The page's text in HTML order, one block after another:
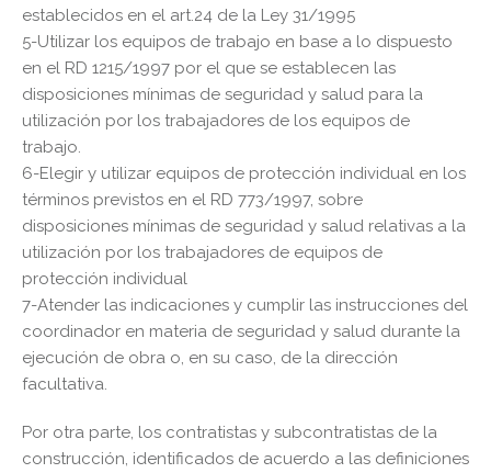
establecidos en el art.24 de la Ley 31/1995
5-Utilizar los equipos de trabajo en base a lo dispuesto
en el RD 1215/1997 por el que se establecen las
disposiciones mínimas de seguridad y salud para la
utilización por los trabajadores de los equipos de
trabajo.
6-Elegir y utilizar equipos de protección individual en los
términos previstos en el RD 773/1997, sobre
disposiciones mínimas de seguridad y salud relativas a la
utilización por los trabajadores de equipos de
protección individual
7-Atender las indicaciones y cumplir las instrucciones del
coordinador en materia de seguridad y salud durante la
ejecución de obra o, en su caso, de la dirección
facultativa.
Por otra parte, los contratistas y subcontratistas de la
construcción, identificados de acuerdo a las definiciones